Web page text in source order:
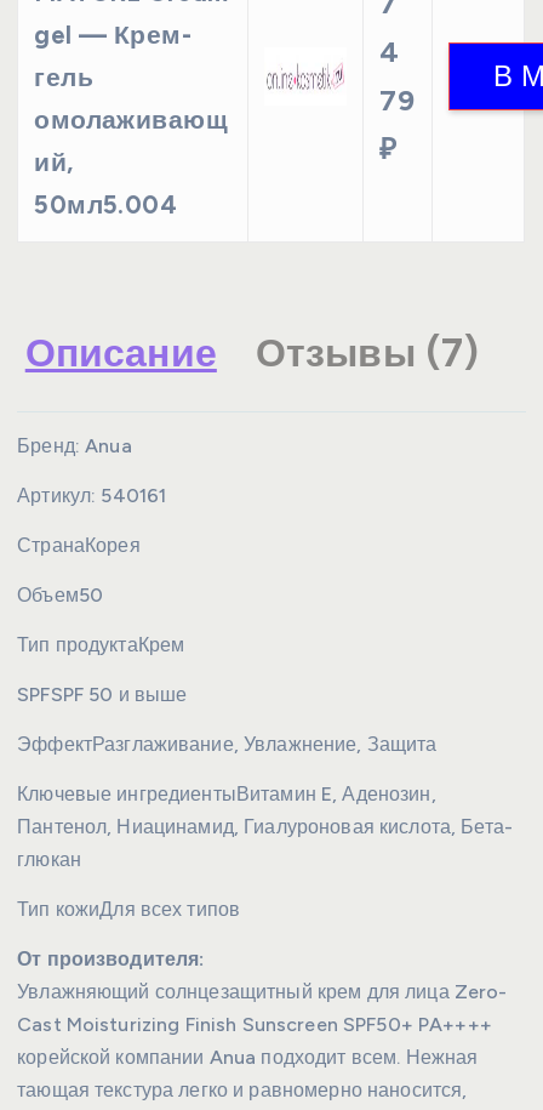
gel — Крем-
гель
омолаживающ
ий,
50мл5.004
4
79
₽
Описание Отзывы (7)
Бренд:Anua
Артикул: 540161
СтранаКорея
Объем50
Тип продуктаКрем
SPFSPF 50 и выше
ЭффектРазглаживание, Увлажнение, Защита
Ключевые ингредиенты Витамин E, Аденозин,
Пантенол, Ниацинамид, Гиалуроновая кислота, Бета-
глюкан
Тип кожиДля всех типов
От производителя:
Увлажняющий солнцезащитный крем для лица Zero-
Cast Moisturizing Finish Sunscreen SPF50+ PA++++
корейской компании Anua подходит всем. Нежная
тающая текстура легко и равномерно наносится,